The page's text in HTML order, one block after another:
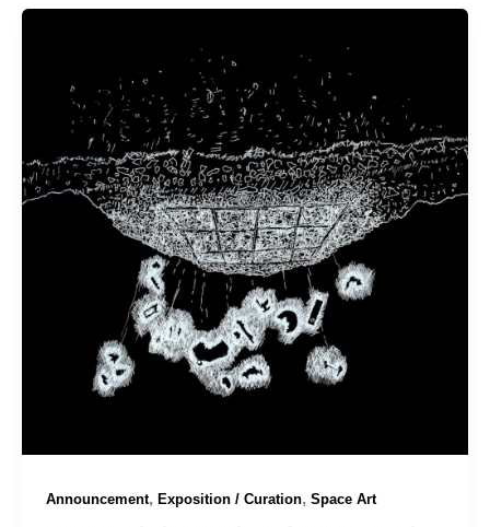
Announcement, Exposition / Curation, Space Art